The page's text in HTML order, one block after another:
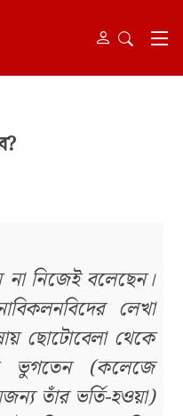
না নিজেই বলেছেন।
লেখা
ছোটোবেলা থেকে
ভুগতেন (কলেজে
তাঁর ভর্তি-হওয়া)